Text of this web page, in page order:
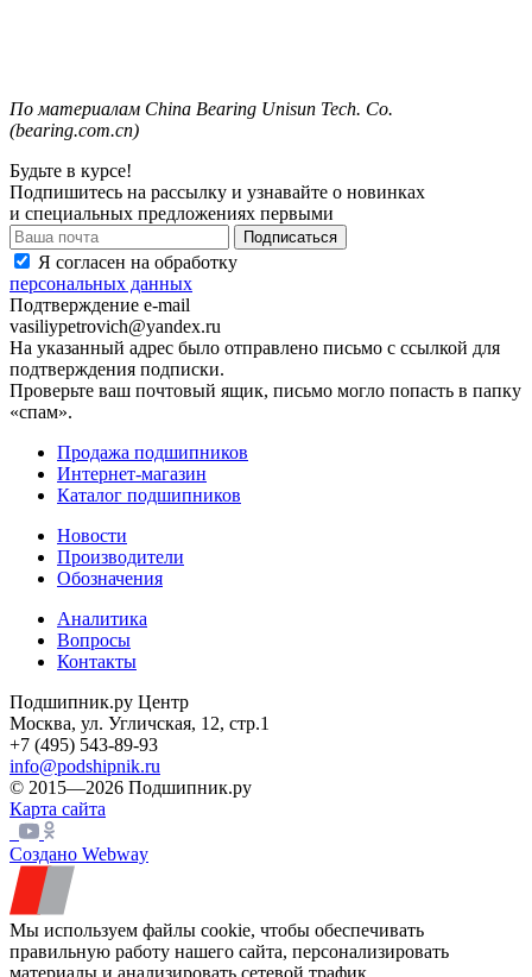
По материалам China Bearing Unisun Tech. Co.
(bearing.com.cn)
Будьте в курсе!
Подпишитесь на рассылку и узнавайте о новинках
и специальных предложениях первыми
Я согласен на обработку
персональных данных
Подтверждение e-mail
vasiliypetrovich@yandex.ru
На указанный адрес было отправлено письмо с ссылкой для
подтверждения подписки.
Проверьте ваш почтовый ящик, письмо могло попасть в папку
«спам».
Продажа подшипников
Интернет-магазин
Каталог подшипников
Новости
Производители
Обозначения
Аналитика
Вопросы
Контакты
Подшипник.ру Центр
Москва, ул. Угличская, 12, стр.1
+7 (495) 543-89-93
info@podshipnik.ru
© 2015—2026 Подшипник.ру
Карта сайта
Создано Webway
Мы используем файлы cookie, чтобы обеспечивать
правильную работу нашего сайта, персонализировать